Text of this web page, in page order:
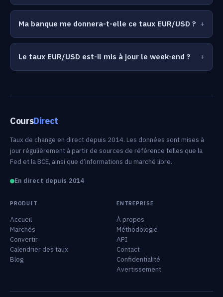
Ma banque me donnera-t-elle ce taux EUR/USD ?
Le taux EUR/USD est-il mis à jour le week-end ?
CoursDirect
Taux de change en direct depuis 2014. Les données sont mises à
jour régulièrement à partir de sources de référence telles que la
Fed et la BCE, ainsi que d’informations du marché libre.
En direct depuis 2014
PRODUIT
Accueil
Marchés
Convertir
Calendrier des taux
Blog
ENTREPRISE
À propos
Méthodologie
API
Contact
Confidentialité
Avertissement